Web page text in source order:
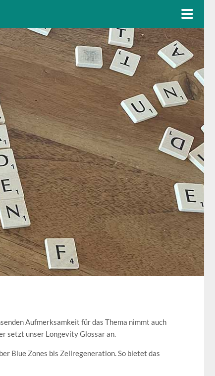
Aufmerksamkeit für das Thema nimmt auch
setzt unser Longevity Glossar an.
Blue Zones bis Zellregeneration. So bietet das